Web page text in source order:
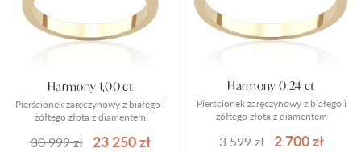
Pierścionek zaręczynowy z białego i
żółtego złota z diamentem
Harmony 1,00 ct
30 999 zł 23 250 zł
Pierścionek zaręczynowy z białego i
żółtego złota z diamentem
Harmony 0,24 ct
3 599 zł 2 700 zł